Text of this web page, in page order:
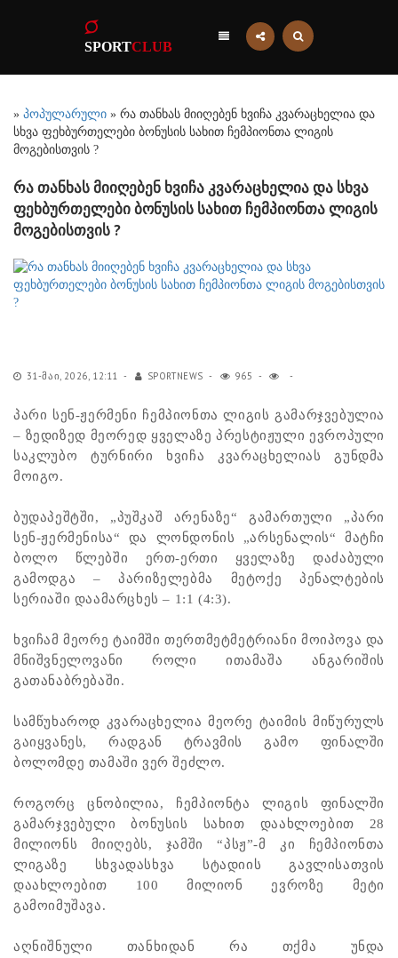
SPORTCLUB
» პოპულარული » რა თანხას მიიღებენ ხვიჩა კვარაცხელია და
სხვა ფეხბურთელები ბონუსის სახით ჩემპიონთა ლიგის
მოგებისთვის ?
რა თანხას მიიღებენ ხვიჩა კვარაცხელია და სხვა
ფეხბურთელები ბონუსის სახით ჩემპიონთა ლიგის
მოგებისთვის ?
31-ᲛᲐᲘ, 2026, 12:11 SPORTNEWS 965
პარი სენ-ჟერმენი ჩემპიონთა ლიგის გამარჯვებულია
– ზედიზედ მეორედ ყველაზე პრესტიჟული ევროპული
საკლუბო ტურნირი ხვიჩა კვარაცხელიას გუნდმა
მოიგო.
ბუდაპეშტში, „პუშკაშ არენაზე“ გამართული „პარი
სენ-ჟერმენისა“ და ლონდონის „არსენალის“ მატჩი
ბოლო წლებში ერთ-ერთი ყველაზე დაძაბული
გამოდგა – პარიზელებმა მეტოქე პენალტების
სერიაში დაამარცხეს – 1:1 (4:3).
ხვიჩამ მეორე ტაიმში თერთმეტმეტრიანი მოიპოვა და
მნიშვნელოვანი როლი ითამაშა ანგარიშის
გათანაბრებაში.
სამწუხაროდ კვარაცხელია მეორე ტაიმის მიწურულს
გაიყვანეს, რადგან ტრავმის გამო ფინალში
ბოლომდე თამაში ვერ შეძლო.
როგორც ცნობილია, ჩემპიონტა ლიგის ფინალში
გამარჯვებული ბონუსის სახით დაახლოებით 28
მილიონს მიიღებს, ჯამში “პსჟ”-მ კი ჩემპიონთა
ლიგაზე სხვადასხვა სტადიის გავლისათვის
დაახლოებით 100 მილიონ ევროზე მეტი
გამოიმუშავა.
აღნიშნული თანხიდან რა თქმა უნდა